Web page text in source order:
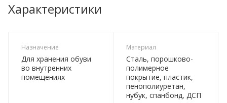
Характеристики
Назначение
Для хранения обуви
во внутренних
помещениях
Материал
Сталь, порошково-
полимерное
покрытие, пластик,
пенополиуретан,
нубук, спанбонд, ДСП